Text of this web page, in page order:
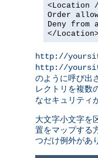
<Location
Order
Deny from
</Location>
http://
http://
のように呼び出
レクトリを複数
なセキュリティ
大文字小文字を
置をマップする
つだけ例外があ